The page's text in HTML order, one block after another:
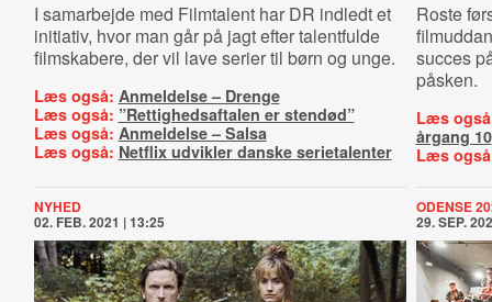
I samarbejde med Filmtalent har DR indledt et
initiativ, hvor man går på jagt efter talentfulde
filmskabere, der vil lave serier til børn og unge.
Læs også: Anmeldelse – Drenge
Læs også: ”Rettighedsaftalen er stendød”
Læs også: Anmeldelse – Salsa
Læs også: Netflix udvikler danske serietalenter
Roste
succes
påsken.
Læs
årgang 10
Læs
NYHED
02. FEB. 2021 | 13:25
ODENSE
29. SEP.